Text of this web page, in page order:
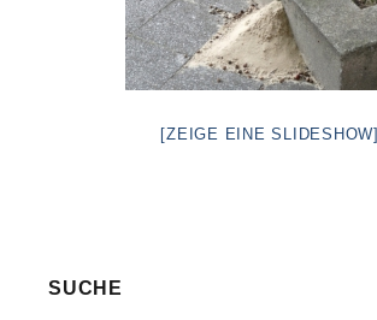
[ZEIGE EINE SLIDESHOW]
SUCHE